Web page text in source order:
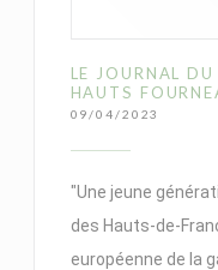
LE JOURNAL
HAUTS
09/04/2023
"Une jeune
des Hauts-de-
européenne de la